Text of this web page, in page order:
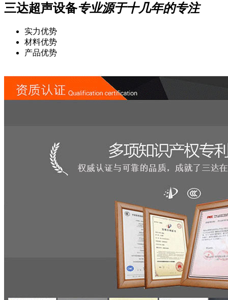
三达超声设备专业源于十几年的专注
实力优势
材料优势
产品优势